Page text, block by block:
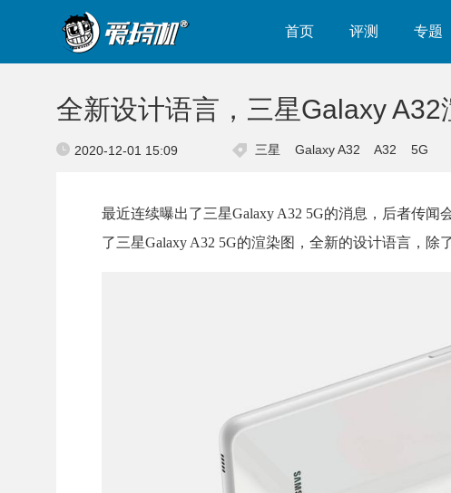
首页 评测 专题
全新设计语言，三星Galaxy A32
2020-12-01 15:09 三星 Galaxy A32 A32 5G
最近连续曝出了三星Galaxy A32 5G的消息，后者传闻
了三星Galaxy A32 5G的渲染图，全新的设计语言，除